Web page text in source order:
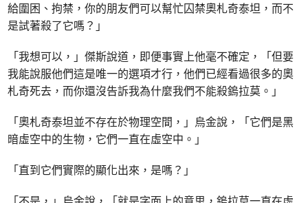
給圍困、拘禁，你的朋友們可以幫忙囚禁奧札奇泰坦，而不
是試著殺了它嗎？」
「我想可以，」傑斯說道，即便事實上他毫不確定，「但要
我能說服他們這是唯一的選項才行，他們已經看過很多的奧
札奇死去，而你還沒告訴我為什麼我們不能殺鎢拉莫。」
「奧札奇泰坦並不存在於物理空間，」烏金說，「它們是黑
暗虛空中的生物，它們一直在虛空中。」
「直到它們實際的顯化出來，是嗎？」